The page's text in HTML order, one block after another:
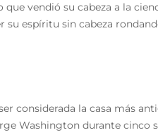
vendió su cabeza a la
su espíritu sin cabeza
considerada la casa más
Washington durante cinco